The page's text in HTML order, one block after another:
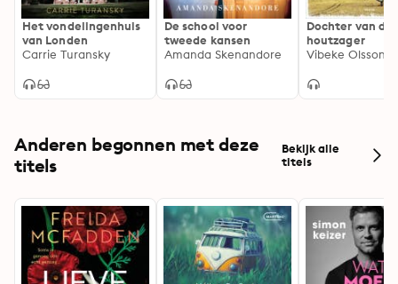
Het vondelingenhuis
van Londen
Carrie Turansky
De school voor
tweede kansen
Amanda Skenandore
Dochter van de
houtzager
Vibeke Olsson
Anderen begonnen met deze
titels
Bekijk alle
titels